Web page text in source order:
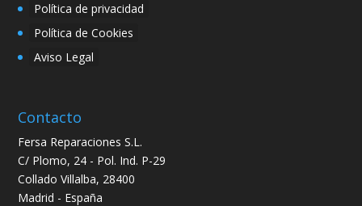
Política de privacidad
Política de Cookies
Aviso Legal
Contacto
Fersa Reparaciones S.L.
C/ Plomo, 24 - Pol. Ind. P-29
Collado Villalba, 28400
Madrid - España